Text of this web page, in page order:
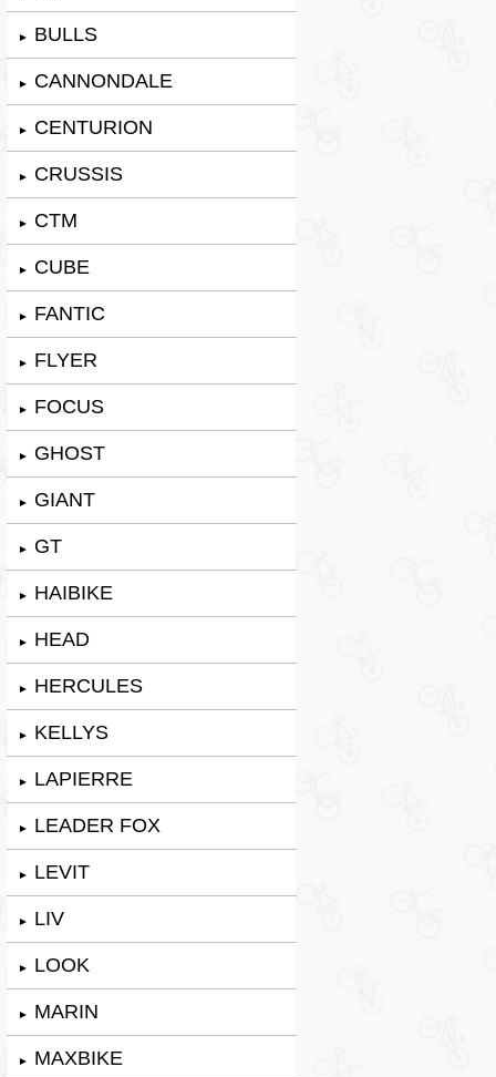
► BULLS
► CANNONDALE
► CENTURION
► CRUSSIS
► CTM
► CUBE
► FANTIC
► FLYER
► FOCUS
► GHOST
► GIANT
► GT
► HAIBIKE
► HEAD
► HERCULES
► KELLYS
► LAPIERRE
► LEADER FOX
► LEVIT
► LIV
► LOOK
► MARIN
► MAXBIKE